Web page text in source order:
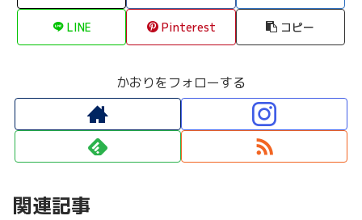
LINE Pinterest コピー
かおりをフォローする
関連記事